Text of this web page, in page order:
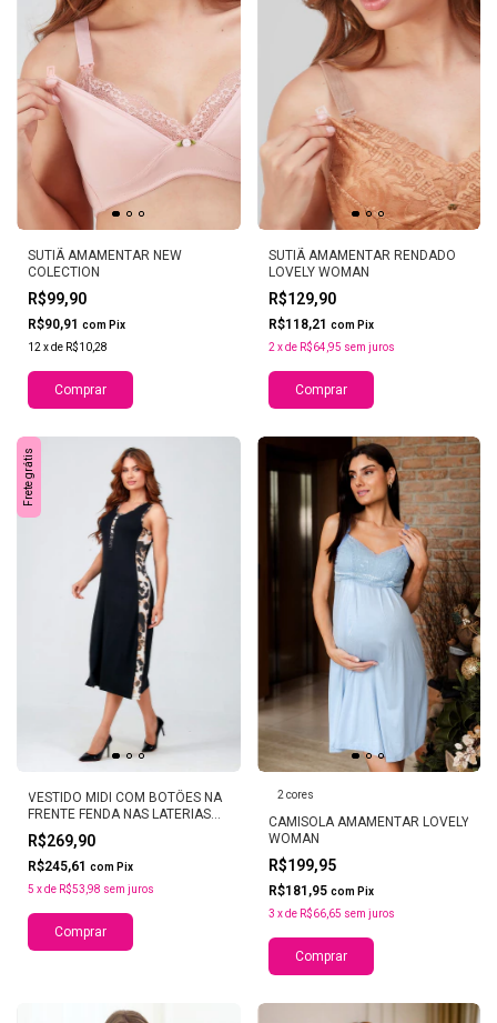
SUTIÃ AMAMENTAR NEW
COLECTION
R$99,90
R$90,91 com Pix
12 xde R$10,28
Comprar
SUTIÃ AMAMENTAR RENDADO
LOVELY WOMAN
R$129,90
R$118,21 com Pix
2 xde R$64,95 sem juros
Comprar
Frete grátis
VESTIDO MIDI COM BOTÔES NA
FRENTE FENDA NAS LATERIAS
LOVELY WOMAN
R$269,90
R$245,61 com Pix
5 xde R$53,98 sem juros
Comprar
2 cores
CAMISOLA AMAMENTAR LOVELY
WOMAN
R$199,95
R$181,95 com Pix
3 xde R$66,65 sem juros
Comprar